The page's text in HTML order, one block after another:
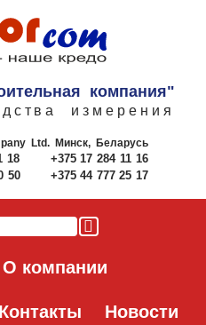
компания"
измерения
Ltd.Минск, Беларусь
18
+375 17 284 11 16
50 +375 44 777 25 17
О компании
Контакты Новости